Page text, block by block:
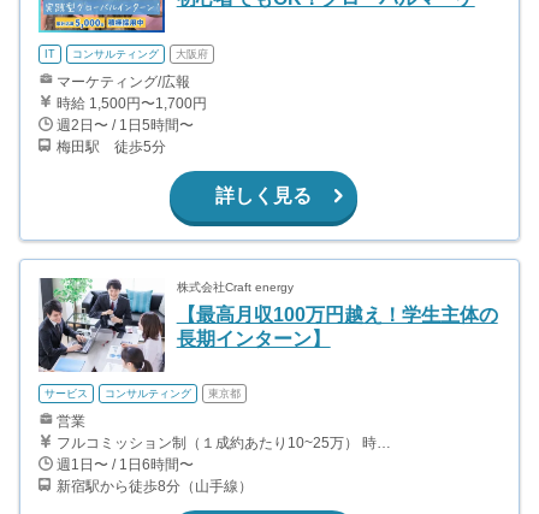
IT コンサルティング 大阪府
マーケティング/広報
時給 1,500円〜1,700円
週2日〜 / 1日5時間〜
梅田駅 徒歩5分
詳しく見る
株式会社Craft energy
【最高月収100万円越え！学生主体の
長期インターン】
サービス コンサルティング 東京都
営業
フルコミッション制（１成約あたり10~25万） 時給換算で（2000円〜2500円）程度が目安となります。 月100万を稼ぐ学生多数在籍しています。 ■収入例 〇入社1か月目（早稲田大学2年生） 役職：アポインター 月間1契約×10万円＝10万円 ＋交通費 〇入社3か月目（明治大学2年生） 役職：アポインター 月間2契約×13万円＝26万円 ＋交通費 〇入社6か月目（慶應義塾大学3年生） 役職：アポインター 月間5契約×15万円＝75万円 ＋交通費 〇入社15か月目（東京大学3年生） 役職：クローザー 月間3契約×25万=75万円 ＋交通費 交通費支給あり
週1日〜 / 1日6時間〜
新宿駅から徒歩8分（山手線）